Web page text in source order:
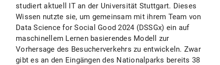
studiert aktuell IT an der Universität Stuttgart. Dieses
Wissen nutzte sie, um gemeinsam mit ihrem Team von
Data Science for Social Good 2024 (DSSGx) ein auf
maschinellem Lernen basierendes Modell zur
Vorhersage des Besucherverkehrs zu entwickeln. Zwar
gibt es an den Eingängen des Nationalparks bereits 38